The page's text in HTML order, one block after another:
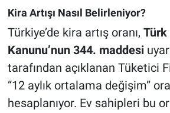
Kira Artışı Nasıl Belirleniyor?
Türkiye’de kira artış oranı, Türk
Kanunu’nun 344. maddesi
tarafından açıklanan Tüketici
“12 aylık ortalama değişim”
hesaplanıyor. Ev sahipleri bu